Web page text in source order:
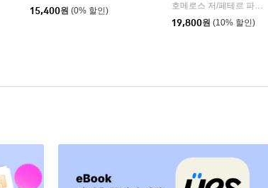
15,400원 (0% 할인) 호메로스 저/페테르 파울 루벤스 그림/박문재 역
19,800원 (10% 할인)